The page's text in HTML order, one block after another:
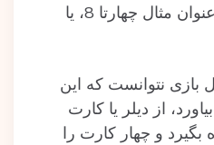
درجا بدست بیاورد. (به عنوان مثال چهارتا 8، یا
بازی نتوانست که این
از دیلر یا کارت
و چهار کارت را